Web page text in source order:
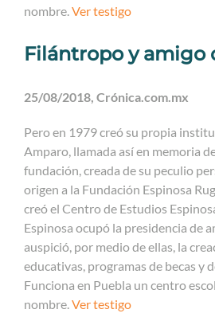
nombre.Ver testigo
Filántropo y amigo
25/08/2018, Crónica.com.mx
Pero en 1979 creó su propia
Amparo, llamada así en memoria
fundación, creada de su peculio
origen a la Fundación Espinosa
creó el Centro de Estudios
Espinosa ocupó la presidencia de
auspició, por medio de ellas, la
educativas, programas de becas y
Funciona en Puebla un centro
nombre.Ver testigo